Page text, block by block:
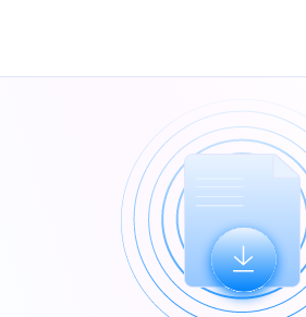
Протокол об утверждении экспертных
и включении сведений о программном
в единый реестр российских
Смотреть